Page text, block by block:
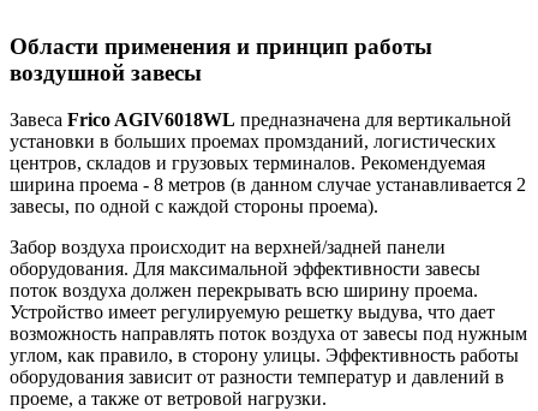
Области применения и принцип работы
воздушной завесы
Завеса Frico AGIV6018WL предназначена для вертикальной
установки в больших проемах промзданий, логистических
центров, складов и грузовых терминалов. Рекомендуемая
ширина проема - 8 метров (в данном случае устанавливается 2
завесы, по одной с каждой стороны проема).
Забор воздуха происходит на верхней/задней панели
оборудования. Для максимальной эффективности завесы
поток воздуха должен перекрывать всю ширину проема.
Устройство имеет регулируемую решетку выдува, что дает
возможность направлять поток воздуха от завесы под нужным
углом, как правило, в сторону улицы. Эффективность работы
оборудования зависит от разности температур и давлений в
проеме, а также от ветровой нагрузки.